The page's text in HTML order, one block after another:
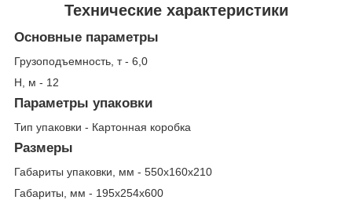
Технические характеристики
Основные параметры
Грузоподъемность, т - 6,0
Н, м - 12
Параметры упаковки
Тип упаковки - Картонная коробка
Размеры
Габариты упаковки, мм - 550х160х210
Габариты, мм - 195х254х600